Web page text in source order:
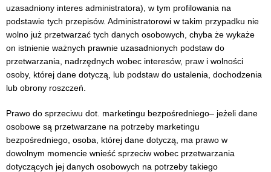
uzasadniony interes administratora), w tym profilowania na
podstawie tych przepisów. Administratorowi w takim przypadku nie
wolno już przetwarzać tych danych osobowych, chyba że wykaże
on istnienie ważnych prawnie uzasadnionych podstaw do
przetwarzania, nadrzędnych wobec interesów, praw i wolności
osoby, której dane dotyczą, lub podstaw do ustalenia, dochodzenia
lub obrony roszczeń.
Prawo do sprzeciwu dot. marketingu bezpośredniego– jeżeli dane
osobowe są przetwarzane na potrzeby marketingu
bezpośredniego, osoba, której dane dotyczą, ma prawo w
dowolnym momencie wnieść sprzeciw wobec przetwarzania
dotyczących jej danych osobowych na potrzeby takiego